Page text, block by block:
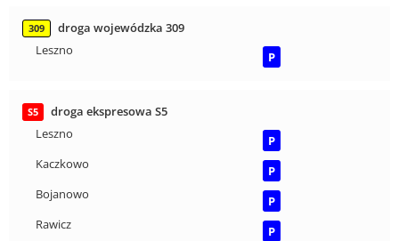
309
droga wojewódzka 309
Leszno
P
S5
droga ekspresowa S5
Leszno
P
Kaczkowo
P
Bojanowo
P
Rawicz
P